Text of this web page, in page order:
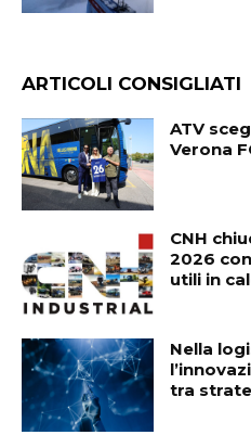
ARTICOLI CONSIGLIATI
ATV
Verona
CNH
2026
utili in
Nella
tra